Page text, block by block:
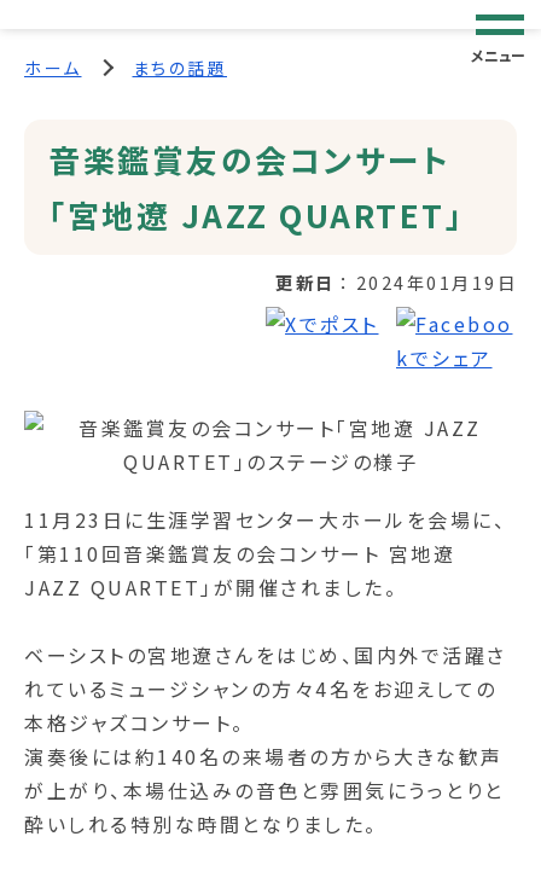
メニュー
ホーム まちの話題
音楽鑑賞友の会コンサート
「宮地遼 JAZZ QUARTET」
更新日 2024年01月19日
11月23日に生涯学習センター大ホールを会場に、
「第110回音楽鑑賞友の会コンサート 宮地遼
JAZZ QUARTET」が開催されました。
ベーシストの宮地遼さんをはじめ、国内外で活躍さ
れているミュージシャンの方々4名をお迎えしての
本格ジャズコンサート。
演奏後には約140名の来場者の方から大きな歓声
が上がり、本場仕込みの音色と雰囲気にうっとりと
酔いしれる特別な時間となりました。